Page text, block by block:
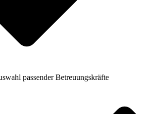
passender Betreuungskräfte